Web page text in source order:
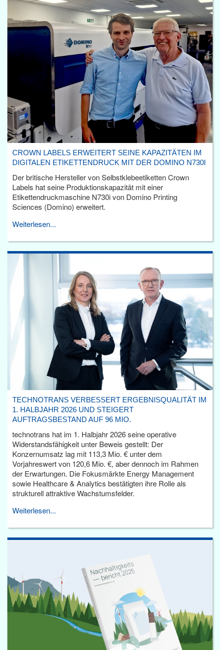
CROWN LABELS ERWEITERT SEINE KAPAZITÄTEN IM
DIGITALEN ETIKETTENDRUCK MIT DER DOMINO N730I
Der britische Hersteller von Selbstklebeetiketten Crown
Labels hat seine Produktionskapazität mit einer
Etikettendruckmaschine N730i von Domino Printing
Sciences (Domino) erweitert.
Weiterlesen...
TECHNOTRANS VERBESSERT ERGEBNISQUALITÄT IM
1. HALBJAHR 2026 UND STEIGERT
AUFTRAGSBESTAND AUF 96 MIO.
technotrans hat im 1. Halbjahr 2026 seine operative
Widerstandsfähigkeit unter Beweis gestellt: Der
Konzernumsatz lag mit 113,3 Mio. € unter dem
Vorjahreswert von 120,6 Mio. €, aber dennoch im Rahmen
der Erwartungen. Die Fokusmärkte Energy Management
sowie Healthcare & Analytics bestätigten ihre Rolle als
strukturell attraktive Wachstumsfelder.
Weiterlesen...